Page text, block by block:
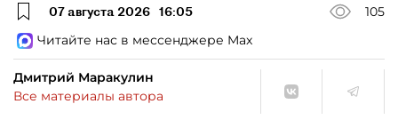
07 августа 2026 16:05
105
Читайте нас в мессенджере Max
Дмитрий Маракулин
Все материалы автора